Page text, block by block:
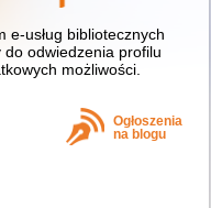
e-usług bibliotecznych
odwiedzenia profilu
możliwości.
Ogłoszenia
na blogu